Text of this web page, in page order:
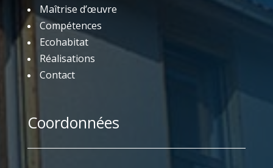
Maîtrise d’œuvre
Compétences
Ecohabitat
Réalisations
Contact
Coordonnées